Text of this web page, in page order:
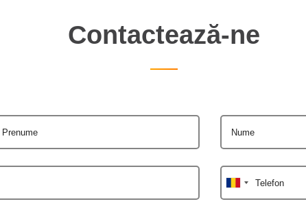
Contactează-ne
Prenume Nume
Telefon